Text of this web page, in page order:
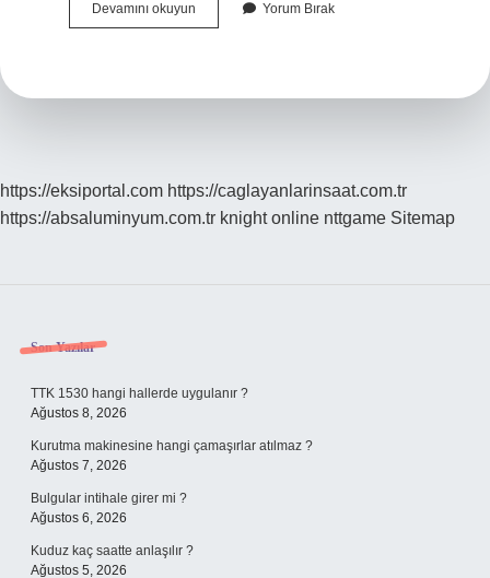
Devamını okuyun
Yapılar
Yorum Bırak
https://eksiportal.com https://caglayanlarinsaat.com.tr
https://absaluminyum.com.tr knight online nttgame Sitemap
Sidebar
Son Yazılar
TTK 1530 hangi hallerde uygulanır ?
Ağustos 8, 2026
Kurutma makinesine hangi çamaşırlar atılmaz ?
Ağustos 7, 2026
Bulgular intihale girer mi ?
Ağustos 6, 2026
Kuduz kaç saatte anlaşılır ?
Ağustos 5, 2026